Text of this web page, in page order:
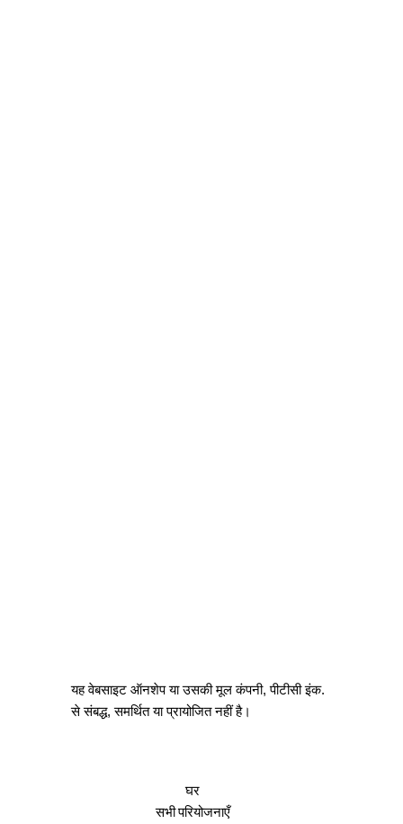
घर
सभी परियोजनाएँ
यह वेबसाइट ऑनशेप या उसकी मूल कंपनी, पीटीसी इंक.
से संबद्ध, समर्थित या प्रायोजित नहीं है।